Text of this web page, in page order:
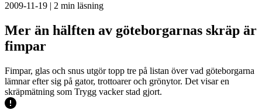
2009-11-19 | 2 min läsning
Mer än hälften av göteborgarnas skräp är
fimpar
Fimpar, glas och snus utgör topp tre på listan över vad göteborgarna
lämnar efter sig på gator, trottoarer och grönytor. Det visar en
skräpmätning som Trygg vacker stad gjort.